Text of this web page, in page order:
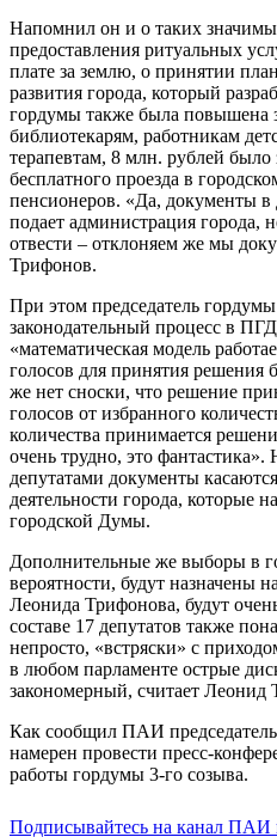
Напомнил он и о таких
предоставления ритуальных
плате за землю, о принятии
развития города, который
гордумы также была повышена
библиотекарям, работникам
терапевтам, 8 млн. рублей
бесплатного проезда в
пенсионеров. «Да, документы
подает администрация города,
отвести – отклоняем же мы
Трифонов.
При этом председатель
законодательный процесс в
«математическая модель
голосов для принятия решения
же нет сноски, что решение
голосов от избранного
количества принимается
очень трудно, это
депутатами документы
деятельности города, которые
городской Думы.
Дополнительные же выборы в
вероятности, будут назначены
Леонида Трифонова, будут
составе 17 депутатов также
непросто, «встряски» с
в любом парламенте острые
закономерный, считает Леонид
Как сообщил ПАИ
намерен провести пресс-
работы гордумы 3-го созыва.
Подписывайтесь на канал